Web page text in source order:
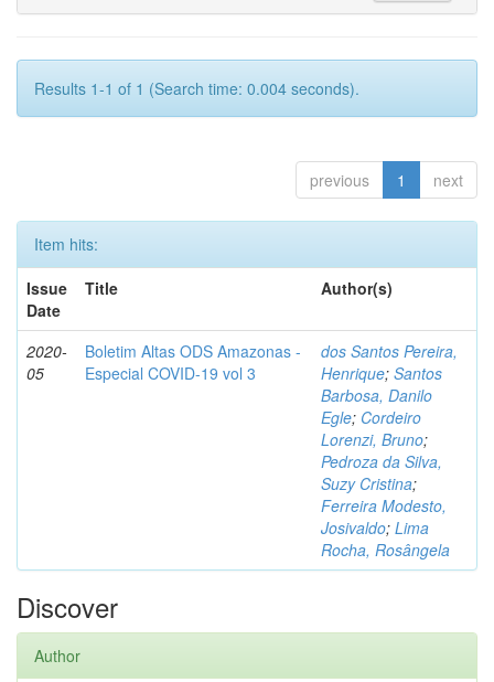
Results 1-1 of 1 (Search time: 0.004 seconds).
previous 1 next
Item hits:
Issue
Date
Title Author(s)
2020-
05
Boletim Altas ODS Amazonas -
Especial COVID-19 vol 3
dos Santos Pereira,
Henrique; Santos
Barbosa, Danilo
Egle; Cordeiro
Lorenzi, Bruno;
Pedroza da Silva,
Suzy Cristina;
Ferreira Modesto,
Josivaldo; Lima
Rocha, Rosângela
Discover
Author